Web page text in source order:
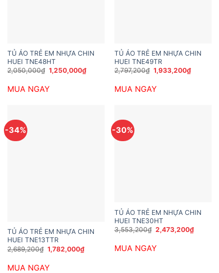
TỦ ÁO TRẺ EM NHỰA CHIN
HUEI TNE48HT
2,050,000₫ Giá
gốc
2,050,000₫.
1,250,000₫Giá
hiện
MUA NGAY
TỦ ÁO TRẺ EM NHỰA CHIN
HUEI TNE49TR
2,797,200₫ Giá
gốc
2,797,200₫.
1,933,200₫Giá
hiện
MUA NGAY
-34%
TỦ ÁO TRẺ EM NHỰA CHIN
HUEI TNE13TTR
2,689,200₫ Giá
gốc
2,689,200₫.
1,782,000₫Giá
hiện
MUA NGAY
-30%
TỦ ÁO TRẺ EM NHỰA CHIN
HUEI TNE30HT
3,553,200₫ Giá
gốc
3,553,200₫.
2,473,200₫Giá
hiện
MUA NGAY